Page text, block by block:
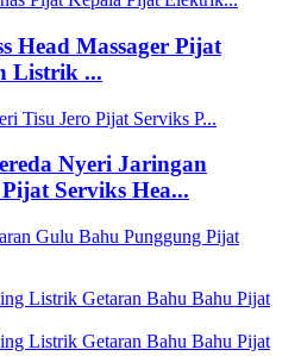
Head Massager Pijat
Listrik ...
Nyeri Jaringan
Serviks Hea...